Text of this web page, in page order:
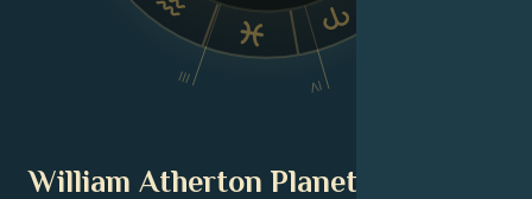
III IV
William Atherton Planetarische